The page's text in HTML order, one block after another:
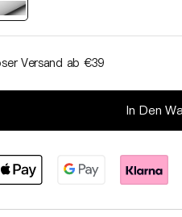
Versand ab €39
In Den